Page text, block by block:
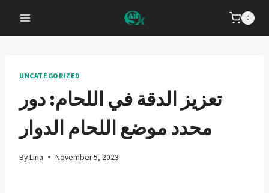
content
0
UNCATEGORIZED
تعزيز الدقة في اللحام: دور
محدد موضع اللحام الدوار
ByLina November 5, 2023